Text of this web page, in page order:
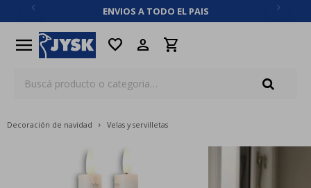
ENVIOS A TODO EL PAIS
menu favorite
Decoración de navidad Velas y servilletas
close